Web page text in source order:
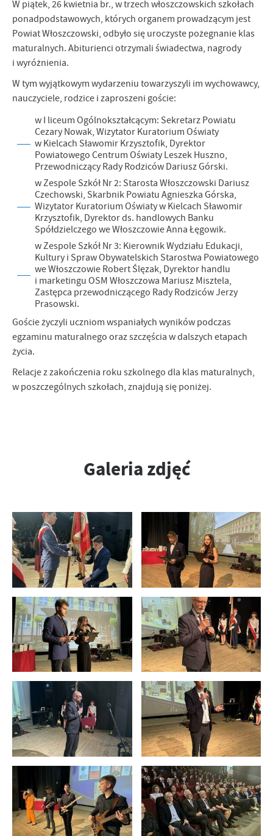
W piątek, 26 kwietnia br., w trzech włoszczowskich szkołach
ponadpodstawowych, których organem prowadzącym jest
Powiat Włoszczowski, odbyło się uroczyste pożegnanie klas
maturalnych. Abiturienci otrzymali świadectwa, nagrody
i wyróżnienia.
W tym wyjątkowym wydarzeniu towarzyszyli im wychowawcy,
nauczyciele, rodzice i zaproszeni goście:
w I liceum Ogólnokształcącym: Sekretarz Powiatu
Cezary Nowak, Wizytator Kuratorium Oświaty
w Kielcach Sławomir Krzysztofik, Dyrektor
Powiatowego Centrum Oświaty Leszek Huszno,
Przewodniczący Rady Rodziców Dariusz Górski.
w Zespole Szkół Nr 2: Starosta Włoszczowski Dariusz
Czechowski, Skarbnik Powiatu Agnieszka Górska,
Wizytator Kuratorium Oświaty w Kielcach Sławomir
Krzysztofik, Dyrektor ds. handlowych Banku
Spółdzielczego we Włoszczowie Anna Łęgowik.
w Zespole Szkół Nr 3: Kierownik Wydziału Edukacji,
Kultury i Spraw Obywatelskich Starostwa Powiatowego
we Włoszczowie Robert Ślęzak, Dyrektor handlu
i marketingu OSM Włoszczowa Mariusz Misztela,
Zastępca przewodniczącego Rady Rodziców Jerzy
Prasowski.
Goście życzyli uczniom wspaniałych wyników podczas
egzaminu maturalnego oraz szczęścia w dalszych etapach
życia.
Relacje z zakończenia roku szkolnego dla klas maturalnych,
w poszczególnych szkołach, znajdują się poniżej.
Galeria zdjęć
zapamiętanie wprowadzonych przez Ciebie ustawień oraz
personalizację określonych funkcjonalności czy prezentowanych
treści.
Dzięki tym plikom cookies możemy zapewnić Ci większy komfort
korzystania z funkcjonalności naszej strony poprzez dopasowanie
jej do Twoich indywidualnych preferencji. Wyrażenie zgody na
funkcjonalne i personalizacyjne pliki cookies gwarantuje
dostępność większej ilości funkcji na stronie.
Więcej
Analityczne
Analityczne pliki cookies pomagają nam rozwijać się i
dostosowywać do Twoich potrzeb.
Cookies analityczne pozwalają na uzyskanie informacji w zakresie
wykorzystywania witryny internetowej, miejsca oraz częstotliwości,
z jaką odwiedzane są nasze serwisy www. Dane pozwalają nam na
ocenę naszych serwisów internetowych pod względem ich
popularności wśród użytkowników. Zgromadzone informacje są
przetwarzane w formie zanonimizowanej. Wyrażenie zgody na
analityczne pliki cookies gwarantuje dostępność wszystkich
funkcjonalności.
Więcej
Reklamowe
Dzięki reklamowym plikom cookies prezentujemy Ci najciekawsze
informacje i aktualności na stronach naszych partnerów.
Promocyjne pliki cookies służą do prezentowania Ci naszych
komunikatów na podstawie analizy Twoich upodobań oraz Twoich
zwyczajów dotyczących przeglądanej witryny internetowej. Treści
promocyjne mogą pojawić się na stronach podmiotów trzecich lub
firm będących naszymi partnerami oraz innych dostawców usług.
Firmy te działają w charakterze pośredników prezentujących nasze
treści w postaci wiadomości, ofert, komunikatów mediów
społecznościowych.